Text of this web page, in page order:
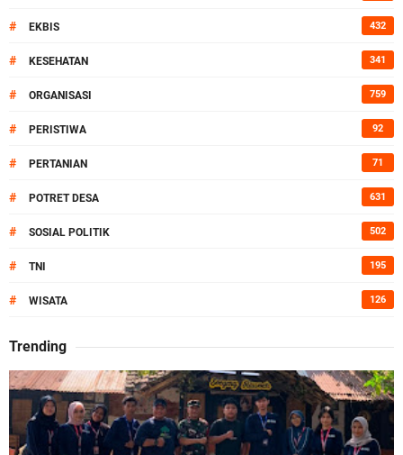
# EKBIS 432
# KESEHATAN 341
# ORGANISASI 759
# PERISTIWA 92
# PERTANIAN 71
# POTRET DESA 631
# SOSIAL POLITIK 502
# TNI 195
# WISATA 126
Trending